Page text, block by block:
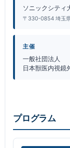
ソニックシティ
〒330-0854 埼玉
主催
一般社団法人
日本獣医内視鏡
プログラム